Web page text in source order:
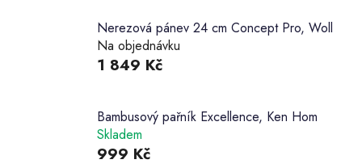
Nerezová pánev 24 cm Concept Pro, Woll
Na objednávku
1 849 Kč
Bambusový pařník Excellence, Ken Hom
Skladem
999 Kč